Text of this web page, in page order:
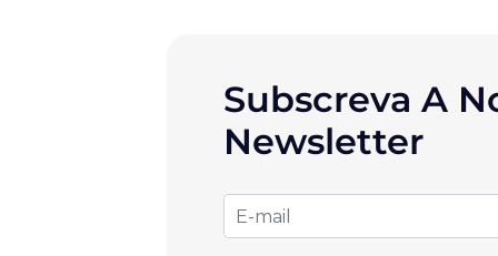
Subscreva A
Newsletter